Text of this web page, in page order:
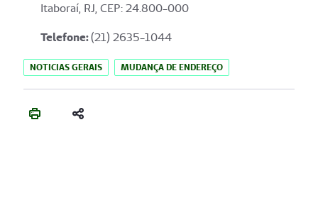
Itaboraí, RJ, CEP: 24.800-000
Telefone:(21) 2635-1044
NOTICIAS GERAIS MUDANÇA DE ENDEREÇO